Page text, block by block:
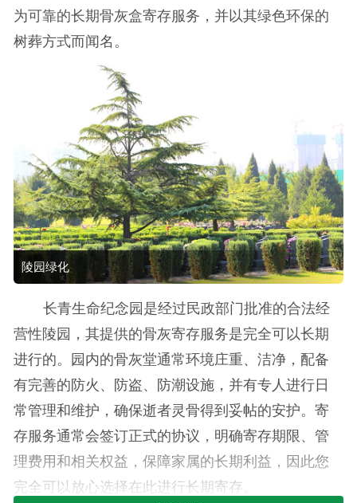
为可靠的长期骨灰盒寄存服务，并以其绿色环保的
树葬方式而闻名。
陵园绿化
长青生命纪念园是经过民政部门批准的合法经
营性陵园，其提供的骨灰寄存服务是完全可以长期
进行的。园内的骨灰堂通常环境庄重、洁净，配备
有完善的防火、防盗、防潮设施，并有专人进行日
常管理和维护，确保逝者灵骨得到妥帖的安护。寄
存服务通常会签订正式的协议，明确寄存期限、管
理费用和相关权益，保障家属的长期利益，因此您
完全可以放心选择在此进行长期寄存。